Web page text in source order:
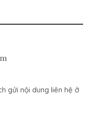
gửi nội dung liên hệ ở